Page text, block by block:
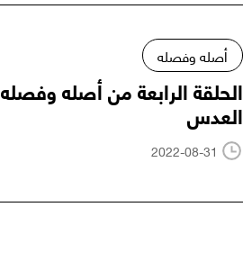
أصله وفصله
الحلقة الرابعة من أصله وفصله
العدس
2022-08-31